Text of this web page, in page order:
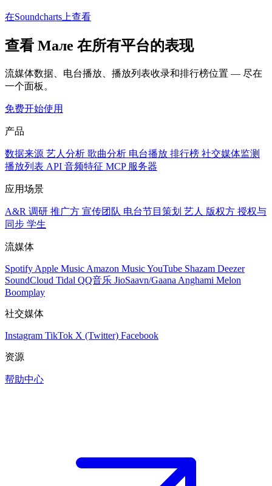
在Soundcharts上查看
查看 Мале 在所有平台的表现
流媒体数据、电台播放、播放列表收录和排行榜位置 — 尽在
一个面板。
免费开始使用
产品
数据来源 艺人分析 歌曲分析 电台播放 排行榜 社交媒体监测
播放列表 API 音频特征 MCP 服务器
应用场景
A&R 调研 推广方 宣传团队 电台节目策划 艺人 版权方 授权与
同步 学生
流媒体
Spotify Apple Music Amazon MusicYouTube Shazam Deezer
SoundCloud Tidal QQ音乐 JioSaavn/Gaana Anghami Melon
Boomplay
社交媒体
Instagram TikTok X (Twitter) Facebook
资源
帮助中心